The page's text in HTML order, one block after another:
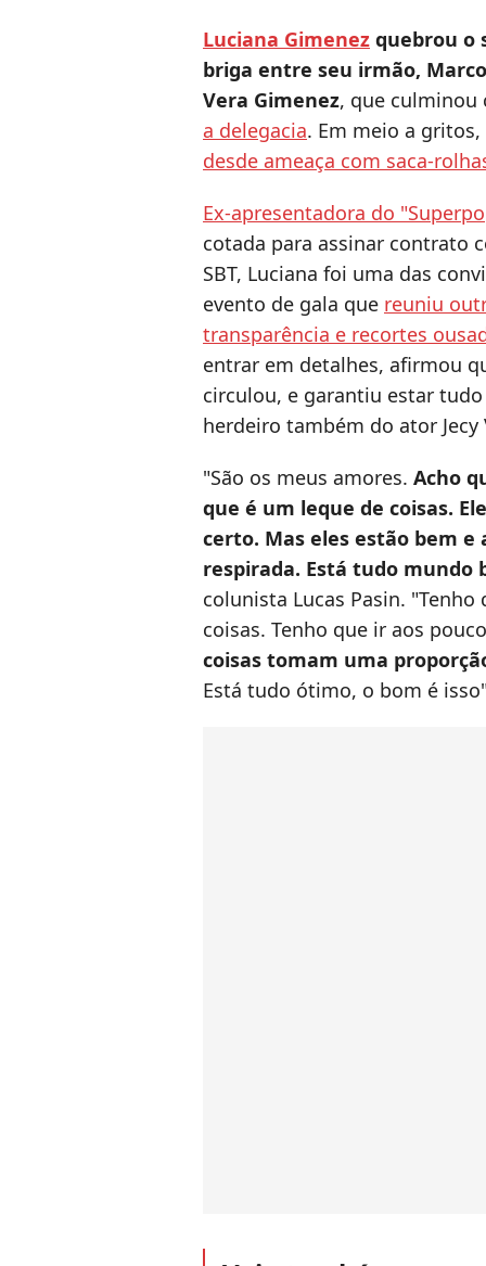
Luciana Gimenez quebrou o
briga entre seu irmão,
Vera Gimenez, que culminou
a delegacia. Em meio a
desde ameaça com saca-
Ex-apresentadora do
cotada para assinar contrato
SBT, Luciana foi uma das
evento de gala que reuniu
transparência e recortes
entrar em detalhes, afirmou
circulou, e garantiu estar
herdeiro também do ator Jecy
"São os meus amores. Acho
que é um leque de coisas.
certo. Mas eles estão bem e
respirada. Está tudo mundo
colunista Lucas Pasin.
coisas. Tenho que ir aos
coisas tomam uma
Está tudo ótimo, o bom é